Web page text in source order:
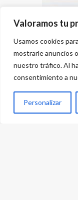
Valoramos tu
Usamos cookies
mostrarle anuncios
nuestro tráfico. Al
consentimiento a
Personalizar